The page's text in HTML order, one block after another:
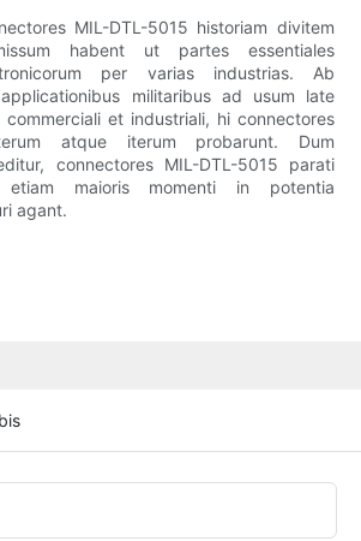
MIL-DTL-5015 historiam divitem
habent ut partes essentiales
per varias industrias. Ab
militaribus ad usum late
et industriali, hi connectores
atque iterum probarunt. Dum
connectores MIL-DTL-5015 parati
maioris momenti in potentia
agant.